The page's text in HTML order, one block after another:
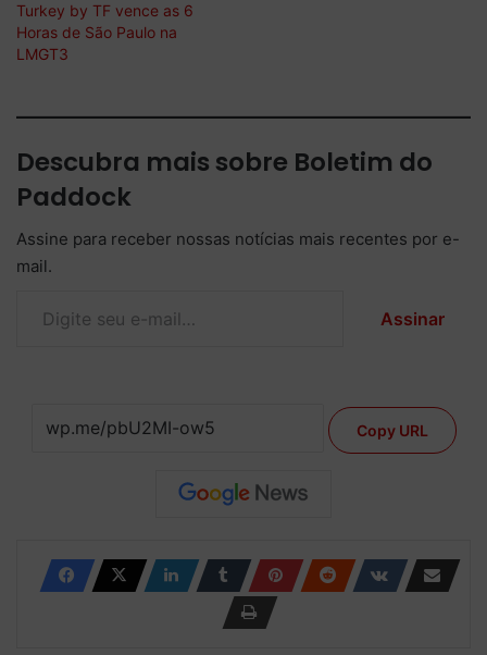
Turkey by TF vence as 6
Horas de São Paulo na
LMGT3
Descubra mais sobre Boletim do
Paddock
Assine para receber nossas notícias mais recentes por e-
mail.
Assinar
Copy URL